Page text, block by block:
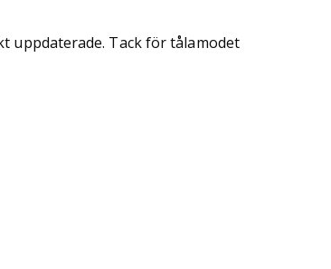
uppdaterade. Tack för tålamodet